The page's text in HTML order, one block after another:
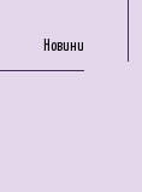
Новини